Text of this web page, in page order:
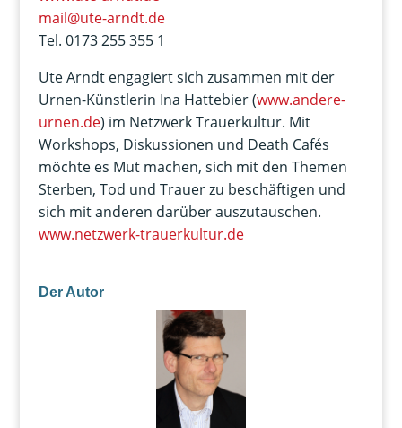
mail@ute-arndt.de
Tel. 0173 255 355 1
Ute Arndt engagiert sich zusammen mit der
Urnen-Künstlerin Ina Hattebier (www.andere-
urnen.de) im Netzwerk Trauerkultur. Mit
Workshops, Diskussionen und Death Cafés
möchte es Mut machen, sich mit den Themen
Sterben, Tod und Trauer zu beschäftigen und
sich mit anderen darüber auszutauschen.
www.netzwerk-trauerkultur.de
Der Autor